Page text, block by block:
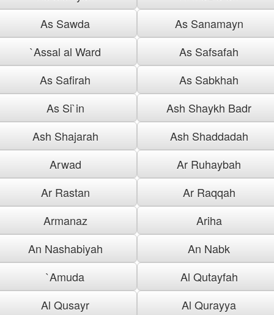
As Sawda
As Sanamayn
`Assal al Ward
As Safsafah
As Safirah
As Sabkhah
As Si`in
Ash Shaykh Badr
Ash Shajarah
Ash Shaddadah
Arwad
Ar Ruhaybah
Ar Rastan
Ar Raqqah
Armanaz
Ariha
An Nashabiyah
An Nabk
`Amuda
Al Qutayfah
Al Qusayr
Al Qurayya